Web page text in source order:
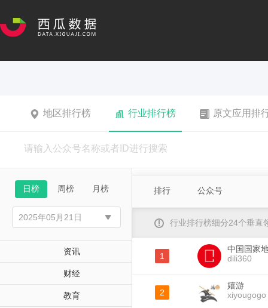
地区排行榜 行业排行榜 原文应用排
日榜 周榜 月榜
资讯
财经
教育
排行 公众号
行业排行榜细分24个垂直
1
中国国家
dili360
2
嬉游
xiyougogo